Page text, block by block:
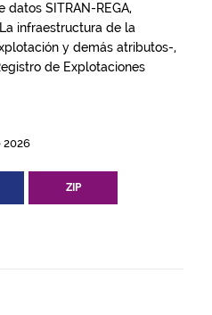
SITRAN-REGA,
infraestructura de la
y demás atributos-,
de Explotaciones
2026
ZIP